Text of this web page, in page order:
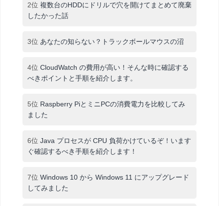
2位 複数台のHDDにドリルで穴を開けてまとめて廃棄
したかった話
3位 あなたの知らない？トラックボールマウスの沼
4位 CloudWatch の費用が高い！そんな時に確認する
べきポイントと手順を紹介します。
5位 Raspberry PiとミニPCの消費電力を比較してみ
ました
6位 Java プロセスが CPU 負荷かけているぞ！います
ぐ確認するべき手順を紹介します！
7位 Windows 10 から Windows 11 にアップグレード
してみました